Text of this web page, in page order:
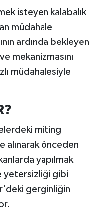
isteyen kalabalık
müdahale
ardında bekleyen
mekanizmasını
müdahalesiyle
miting
alınarak önceden
yapılmak
yetersizliği gibi
gerginliğin